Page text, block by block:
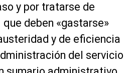
y por tratarse de
deben «gastarse»
y de eficiencia
del servicio